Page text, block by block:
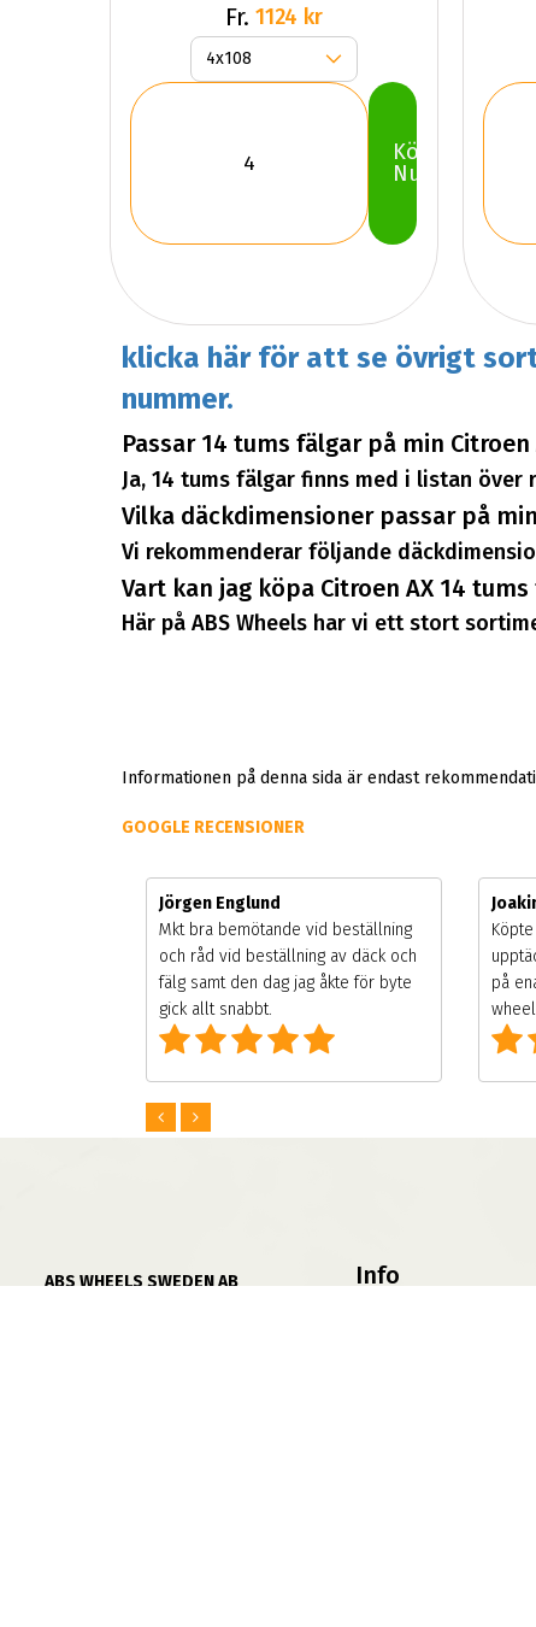
Fr. 1124 kr
Köp
Nu
klicka här för att se övrigt
nummer.
Passar 14 tums fälgar på min Citroen
Ja, 14 tums fälgar finns med i listan
Vilka däckdimensioner passar på
Vi rekommenderar följande
Vart kan jag köpa Citroen AX 14 tums
Här på ABS Wheels har vi ett stort
Informationen på denna sida är endast
GOOGLE RECENSIONER
Jörgen Englund
Mkt bra bemötande vid beställning
och råd vid beställning av däck och
fälg samt den dag jag åkte för byte
gick allt snabbt.
på
ABS WHEELS SWEDEN AB
Info